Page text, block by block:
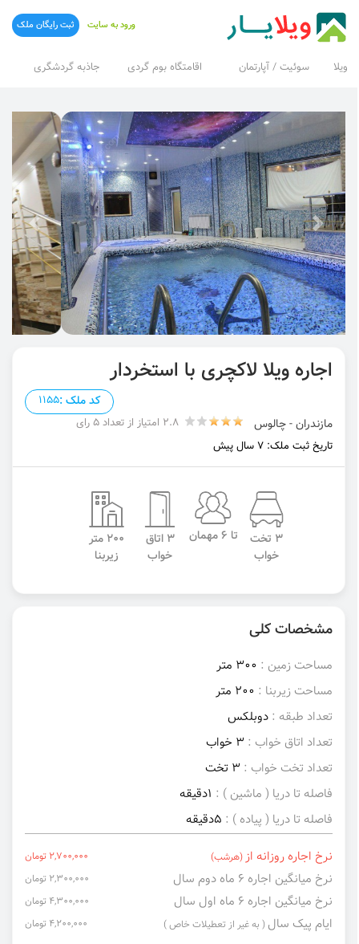
ویلا سوئیت / آپارتمان اقامتگاه بوم گردی جاذبه گردشگری
ورود به سایت ثبت رایگان ملک
اجاره ویلا لاکچری با استخردار
کد ملک :1155
مازندران - چالوس
2.8 امتیاز از تعداد 5 رای
تاریخ ثبت ملک: 7 سال پیش
3 تخت
خواب
تا 6 مهمان
3 اتاق
خواب
200 متر
زیربنا
مشخصات کلی
مساحت زمین : 300 متر
مساحت زیربنا : 200 متر
تعداد طبقه : دوبلکس
تعداد اتاق خواب : 3 خواب
تعداد تخت خواب : 3 تخت
فاصله تا دریا ( ماشین ) : 1دقیقه
فاصله تا دریا ( پیاده ) : 5دقیقه
نرخ اجاره روزانه از (هرشب) 2,700,000 تومان
نرخ میانگین اجاره ۶ ماه دوم سال 2,300,000 تومان
نرخ میانگین اجاره ۶ ماه اول سال 4,300,000 تومان
ایام پیک سال ( به غیر از تعطیلات خاص ) 4,200,000 تومان